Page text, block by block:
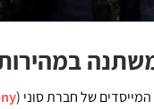
של חברת סוני (